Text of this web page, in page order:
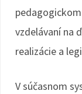
vzdelávaní na
realizácie a
V súčasnom